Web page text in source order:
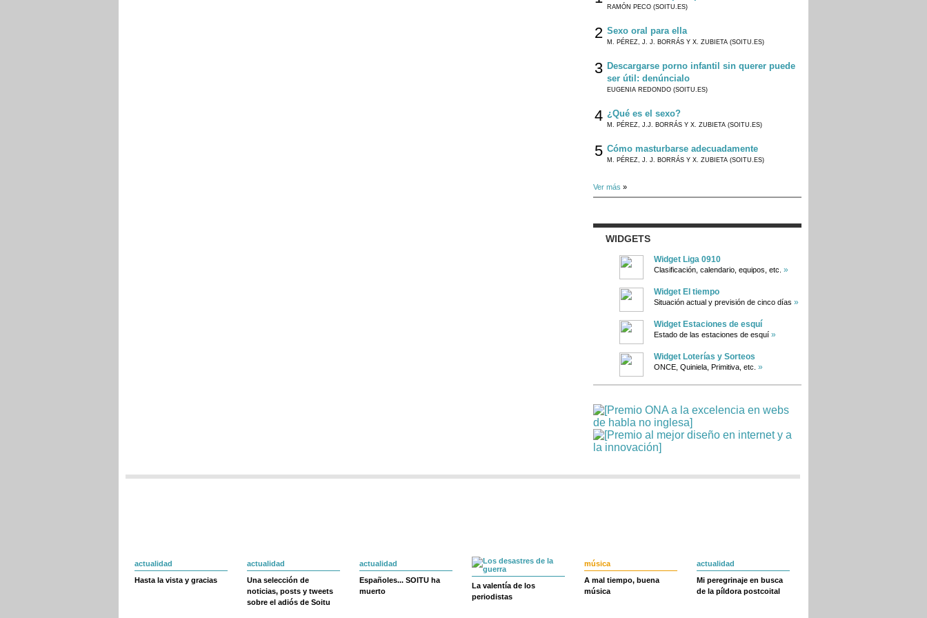
RAMÓN PECO (SOITU.ES)
2 Sexo oral para ella
M. PÉREZ, J. J. BORRÁS Y X. ZUBIETA (SOITU.ES)
3 Descargarse porno infantil sin querer puede
ser útil: denúncialo
EUGENIA REDONDO (SOITU.ES)
4 ¿Qué es el sexo?
M. PÉREZ, J.J. BORRÁS Y X. ZUBIETA (SOITU.ES)
5 Cómo masturbarse adecuadamente
M. PÉREZ, J. J. BORRÁS Y X. ZUBIETA (SOITU.ES)
Ver más »
WIDGETS
Widget Liga 0910
Clasificación, calendario, equipos, etc. »
Widget El tiempo
Situación actual y previsión de cinco días »
Widget Estaciones de esquí
Estado de las estaciones de esquí »
Widget Loterías y Sorteos
ONCE, Quiniela, Primitiva, etc. »
actualidad
Hasta la vista y gracias
actualidad
Una selección de
noticias, posts y tweets
sobre el adiós de Soitu
actualidad
Españoles... SOITU ha
muerto
La valentía de los
periodistas
música
A mal tiempo, buena
música
actualidad
Mi peregrinaje en busca
de la píldora postcoital